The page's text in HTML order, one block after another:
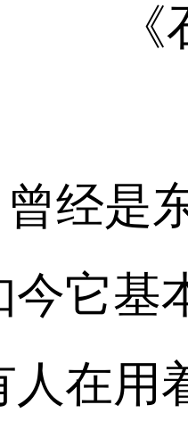
是东
今它基
人在用